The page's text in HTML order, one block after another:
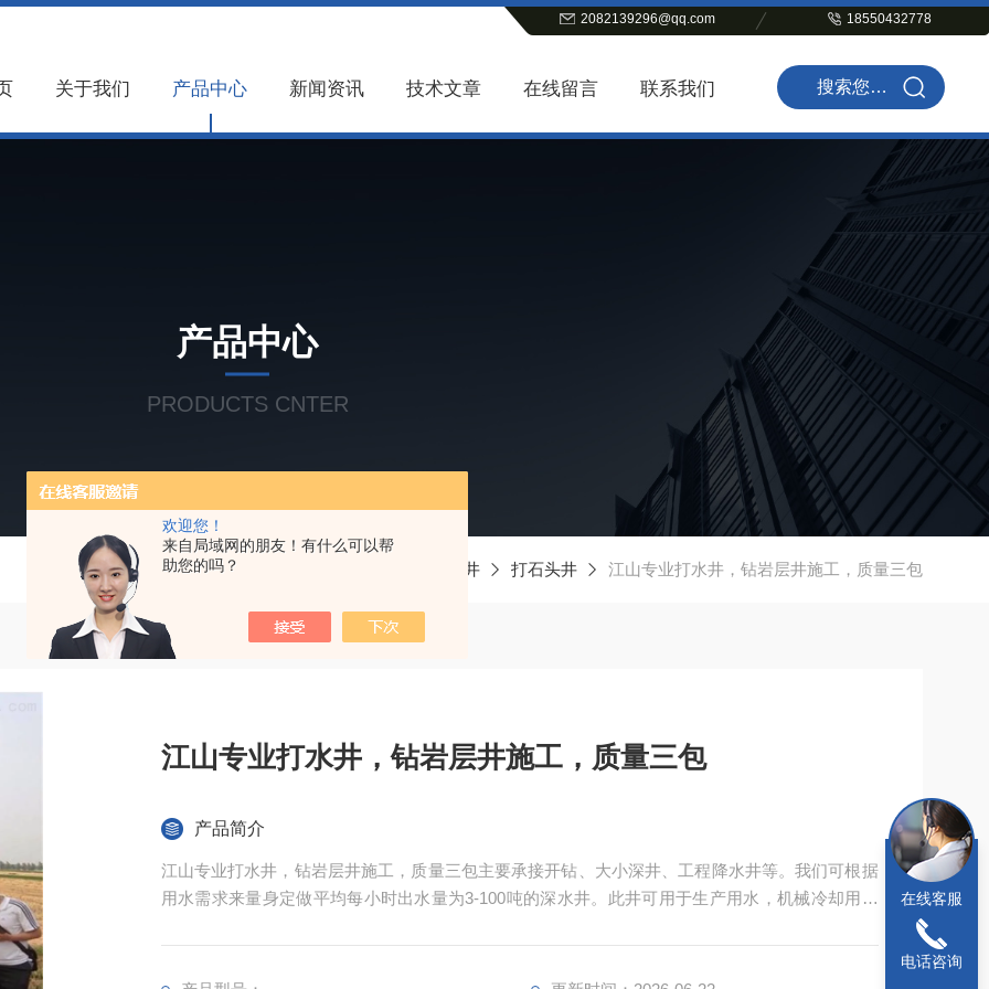
欢迎您！
来自局域网的朋友！有什么可以帮
助您的吗？
2082139296@qq.com 18550432778
关于我们 产品中心 新闻资讯 技术文章 在线留言 联系我们
产品中心
PRODUCTS CNTER
当前位置： 钻井 打石头井 江山专业打水井，钻岩层井施工，质量三包
江山专业打水井，钻岩层井施工，质量三包
产品简介
江山专业打水井，钻岩层井施工，质量三包主要承接开钻、大小深井、工程降水井等。我们可根据
用水需求来量身定做平均每小时出水量为3-100吨的深水井。此井可用于生产用水，机械冷却用水
在线客服
电话咨询